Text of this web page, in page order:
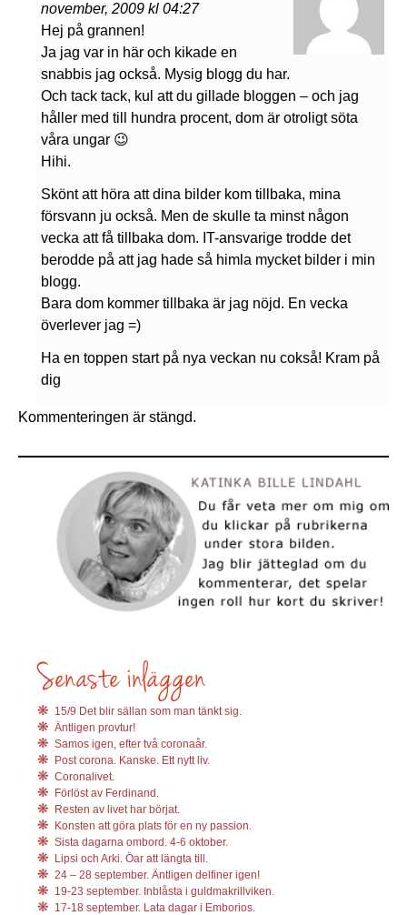
november, 2009 kl 04:27
Hej på grannen!
Ja jag var in här och kikade en
snabbis jag också. Mysig blogg du har.
Och tack tack, kul att du gillade bloggen – och jag
håller med till hundra procent, dom är otroligt söta
våra ungar 😉
Hihi.
Skönt att höra att dina bilder kom tillbaka, mina
försvann ju också. Men de skulle ta minst någon
vecka att få tillbaka dom. IT-ansvarige trodde det
berodde på att jag hade så himla mycket bilder i min
blogg.
Bara dom kommer tillbaka är jag nöjd. En vecka
överlever jag =)
Ha en toppen start på nya veckan nu cokså! Kram på
dig
Kommenteringen är stängd.
15/9 Det blir sällan som man tänkt sig.
Äntligen provtur!
Samos igen, efter två coronaår.
Post corona. Kanske. Ett nytt liv.
Coronalivet.
Förlöst av Ferdinand.
Resten av livet har börjat.
Konsten att göra plats för en ny passion.
Sista dagarna ombord. 4-6 oktober.
Lipsi och Arki. Öar att längta till.
24 – 28 september. Äntligen delfiner igen!
19-23 september. Inblåsta i guldmakrillviken.
17-18 september. Lata dagar i Emborios.